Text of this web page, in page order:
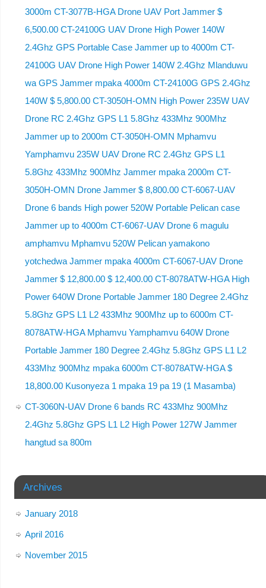
3000m CT-3077B-HGA Drone UAV Port Jammer $
6,500.00 CT-24100G UAV Drone High Power 140W
2.4Ghz GPS Portable Case Jammer up to 4000m CT-
24100G UAV Drone High Power 140W 2.4Ghz Mlanduwu
wa GPS Jammer mpaka 4000m CT-24100G GPS 2.4Ghz
140W $ 5,800.00 CT-3050H-OMN High Power 235W UAV
Drone RC 2.4Ghz GPS L1 5.8Ghz 433Mhz 900Mhz
Jammer up to 2000m CT-3050H-OMN Mphamvu
Yamphamvu 235W UAV Drone RC 2.4Ghz GPS L1
5.8Ghz 433Mhz 900Mhz Jammer mpaka 2000m CT-
3050H-OMN Drone Jammer $ 8,800.00 CT-6067-UAV
Drone 6 bands High power 520W Portable Pelican case
Jammer up to 4000m CT-6067-UAV Drone 6 magulu
amphamvu Mphamvu 520W Pelican yamakono
yotchedwa Jammer mpaka 4000m CT-6067-UAV Drone
Jammer $ 12,800.00 $ 12,400.00 CT-8078ATW-HGA High
Power 640W Drone Portable Jammer 180 Degree 2.4Ghz
5.8Ghz GPS L1 L2 433Mhz 900Mhz up to 6000m CT-
8078ATW-HGA Mphamvu Yamphamvu 640W Drone
Portable Jammer 180 Degree 2.4Ghz 5.8Ghz GPS L1 L2
433Mhz 900Mhz mpaka 6000m CT-8078ATW-HGA $
18,800.00 Kusonyeza 1 mpaka 19 pa 19 (1 Masamba)
CT-3060N-UAV Drone 6 bands RC 433Mhz 900Mhz
2.4Ghz 5.8Ghz GPS L1 L2 High Power 127W Jammer
hangtud sa 800m
Archives
January 2018
April 2016
November 2015